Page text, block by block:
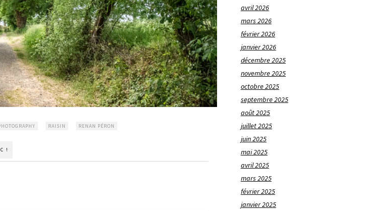
RAISIN RENAN PÉRON
!
avril 2026
mars 2026
février 2026
janvier 2026
décembre 2025
novembre 2025
octobre 2025
septembre 2025
août 2025
juillet 2025
juin 2025
mai 2025
avril 2025
mars 2025
février 2025
janvier 2025